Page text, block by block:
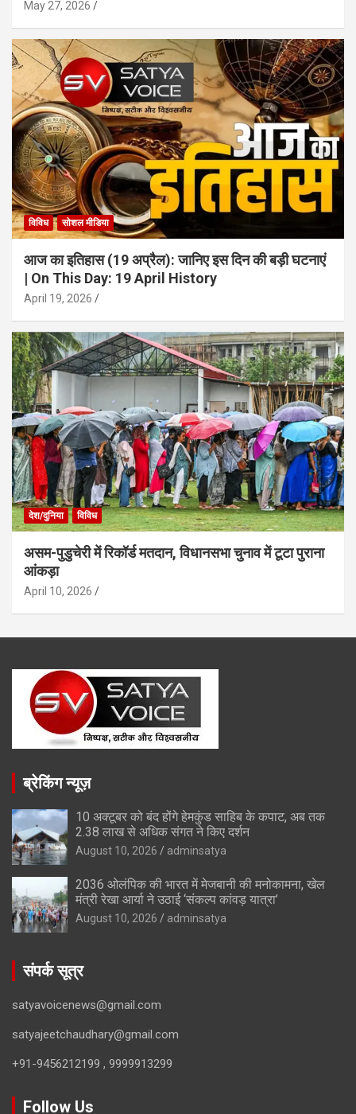
May 27, 2026
विविध सोशल मीडिया
आज का इतिहास (19 अप्रैल): जानिए इस दिन की बड़ी घटनाएं
| On This Day: 19 April History
April 19, 2026
देश/दुनिया विविध
असम-पुडुचेरी में रिकॉर्ड मतदान, विधानसभा चुनाव में टूटा पुराना
आंकड़ा
April 10, 2026
ब्रेकिंग न्यूज़
10 अक्टूबर को बंद होंगे हेमकुंड साहिब के कपाट, अब तक
2.38 लाख से अधिक संगत ने किए दर्शन
August 10, 2026 adminsatya
2036 ओलंपिक की भारत में मेजबानी की मनोकामना, खेल
मंत्री रेखा आर्या ने उठाई ‘संकल्प कांवड़ यात्रा’
August 10, 2026 adminsatya
संपर्क सूत्र
satyavoicenews@gmail.com
satyajeetchaudhary@gmail.com
+91-9456212199 , 9999913299
Follow Us